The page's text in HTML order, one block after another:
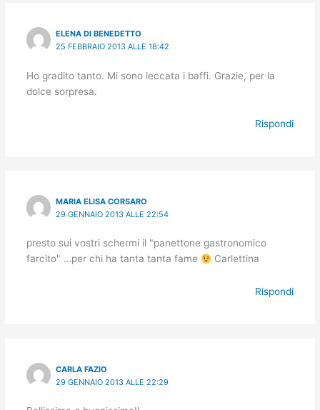
ELENA DI BENEDETTO
25 FEBBRAIO 2013 ALLE 18:42
Ho gradito tanto. Mi sono leccata i baffi. Grazie, per la
dolce sorpresa.
Rispondi
MARIA ELISA CORSARO
29 GENNAIO 2013 ALLE 22:54
presto sui vostri schermi il "panettone gastronomico
farcito" …per chi ha tanta tanta fame
Carlettina
Rispondi
CARLA FAZIO
29 GENNAIO 2013 ALLE 22:29